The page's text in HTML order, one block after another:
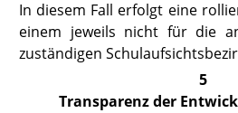
In diesem Fall erfolgt eine
einem jeweils nicht für die
zuständigen
5
Transparenz der